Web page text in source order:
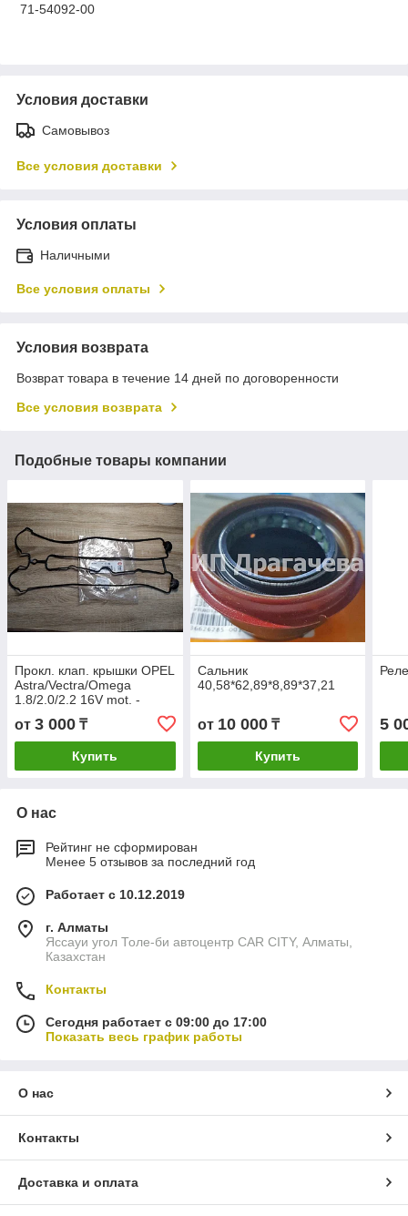
71-54092-00
Условия доставки
Самовывоз
Все условия доставки
Условия оплаты
Наличными
Все условия оплаты
Условия возврата
Возврат товара в течение 14 дней по договоренности
Все условия возврата
Подобные товары компании
Прокл. клап. крышки OPEL
Astra/Vectra/Omega
1.8/2.0/2.2 16V mot. ­
X18XE/X20XEV/X22XE/C18XEL/C20SEL
93-> Elring 495770, Buick
(SGM)
от 3 000 ₸
Купить
Сальник
40,58*62,89*8,89*37,21
от 10 000₸
Купить
5
О нас
Рейтинг не сформирован
Менее 5 отзывов за последний год
Работает с 10.12.2019
г. Алматы
Яссауи угол Толе-би автоцентр CAR CITY, Алматы,
Казахстан
Контакты
Сегодня работает с 09:00 до 17:00
Показать весь график работы
О нас
Контакты
Доставка и оплата